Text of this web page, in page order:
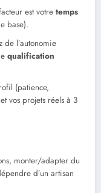
est votretemps
base).
de l’autonomie
qualification
(patience,
vos projets réels à 3
monter/adapter du
d’un artisan